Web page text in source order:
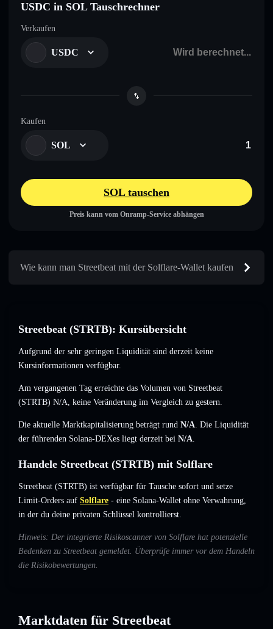
USDC in SOL Tauschrechner
Verkaufen
USDC
Kaufen
SOL
SOL tauschen
Preis kann vom Onramp-Service abhängen
Wie kann man Streetbeat mit der Solflare-Wallet kaufen
Streetbeat (STRTB): Kursübersicht
Aufgrund der sehr geringen Liquidität sind derzeit keine
Kursinformationen verfügbar.
Am vergangenen Tag erreichte das Volumen von Streetbeat
(STRTB) N/A, keine Veränderung im Vergleich zu gestern.
Die aktuelle Marktkapitalisierung beträgt rund N/A. Die Liquidität
der führenden Solana-DEXes liegt derzeit bei N/A.
Handele Streetbeat (STRTB) mit Solflare
Streetbeat (STRTB) ist verfügbar für Tausche sofort und setze
Limit-Orders auf Solflare - eine Solana-Wallet ohne Verwahrung,
in der du deine privaten Schlüssel kontrollierst.
Hinweis: Der integrierte Risikoscanner von Solflare hat potenzielle
Bedenken zu Streetbeat gemeldet. Überprüfe immer vor dem Handeln
die Risikobewertungen.
Marktdaten für Streetbeat